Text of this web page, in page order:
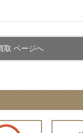
取 ページへ